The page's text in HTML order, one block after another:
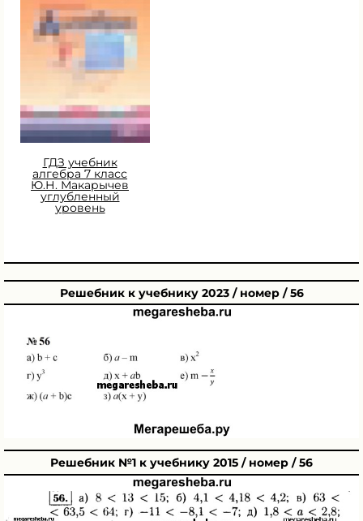
ГДЗ учебник
алгебра 7 класс
Ю.Н. Макарычев
углубленный
уровень
Решебник к учебнику 2023 / номер / 56
Решебник №1 к учебнику 2015 / номер / 56